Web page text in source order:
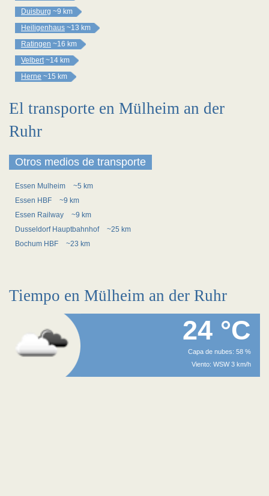
Duisburg ~9 km
Heiligenhaus ~13 km
Ratingen ~16 km
Velbert ~14 km
Herne ~15 km
El transporte en Mülheim an der
Ruhr
Otros medios de transporte
Essen Mulheim
~5 km
Essen HBF
~9 km
Essen Railway
~9 km
Dusseldorf Hauptbahnhof
~25 km
Bochum HBF
~23 km
Tiempo en Mülheim an der Ruhr
24 °C
Capa de nubes: 58 %
Viento: WSW 3 km/h